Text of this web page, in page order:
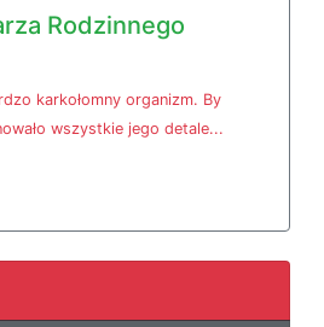
Rodzinnego
karkołomny organizm. By
wszystkie jego detale...